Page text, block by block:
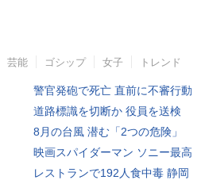
芸能 ゴシップ 女子 トレンド
警官発砲で死亡 直前に不審行動
道路標識を切断か 役員を送検
8月の台風 潜む「2つの危険」
映画スパイダーマン ソニー最高
レストランで192人食中毒 静岡